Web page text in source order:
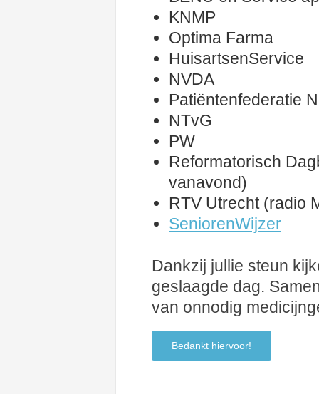
KNMP
Optima Farma
HuisartsenService
NVDA
Patiëntenfederatie
NTvG
PW
Reformatorisch
vanavond)
RTV Utrecht (radio
SeniorenWijzer
Dankzij jullie steun
geslaagde dag.
van onnodig
Bedankt hiervoor!